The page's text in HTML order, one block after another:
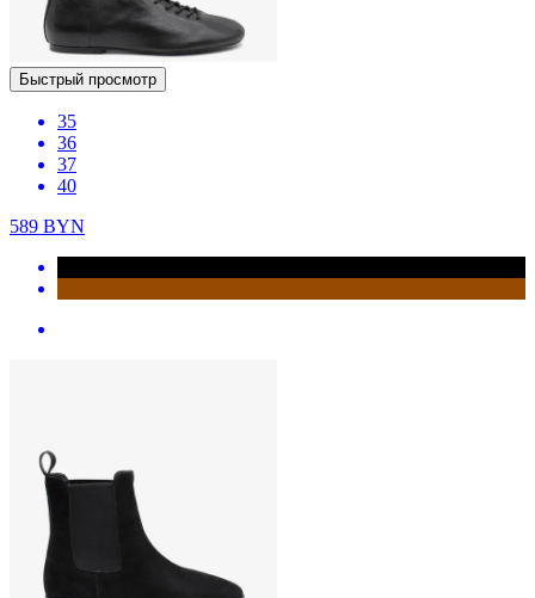
Быстрый просмотр
35
36
37
40
589 BYN